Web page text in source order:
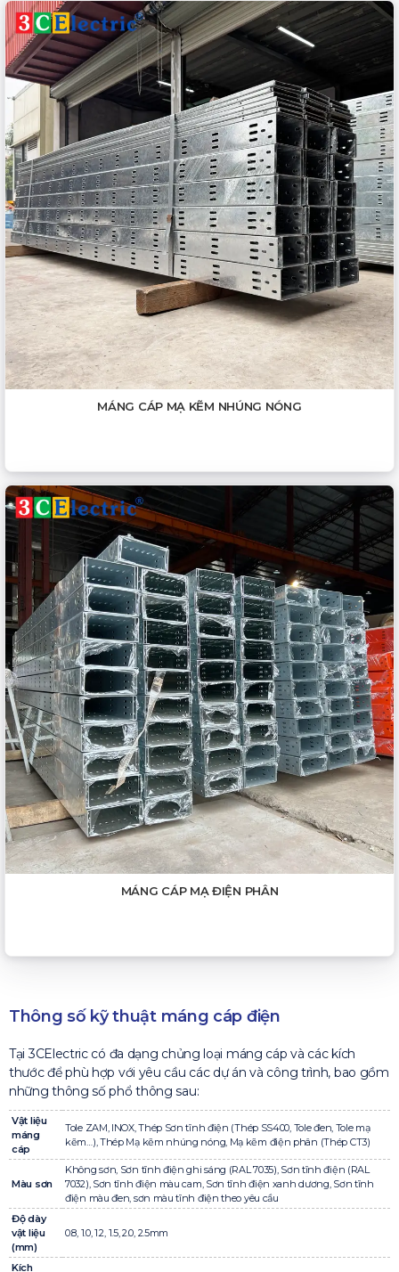
MÁNG CÁP MẠ KẼM NHÚNG NÓNG
MÁNG CÁP MẠ ĐIỆN PHÂN
Thông số kỹ thuật máng cáp điện
Tại 3CElectric có đa dạng chủng loại máng cáp và các kích
thước để phù hợp với yêu cầu các dự án và công trình, bao gồm
những thông số phổ thông sau:
Vật liệu
máng
cáp
Tole ZAM, INOX, Thép Sơn tĩnh điện (Thép SS400, Tole đen, Tole mạ
kẽm…), Thép Mạ kẽm nhúng nóng, Mạ kẽm điện phân (Thép CT3)
Màu sơn
Không sơn, Sơn tĩnh điện ghi sáng (RAL 7035), Sơn tĩnh điện (RAL
7032), Sơn tĩnh điện màu cam, Sơn tĩnh điện xanh dương, Sơn tĩnh
điện màu đen, sơn màu tĩnh điện theo yêu cầu
Độ dày
vật liệu
(mm)
0.8, 1.0, 1.2, 1.5, 2.0, 2.5mm
Kích